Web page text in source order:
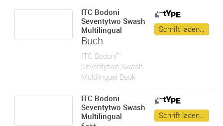
ITC Bodoni
Seventytwo Swash
Multilingual
Buch
ITC Bodoni™
Seventytwo Swash
Multilingual Book
Schrift laden…
ITC Bodoni
Seventytwo Swash
Multilingual
Schrift laden…